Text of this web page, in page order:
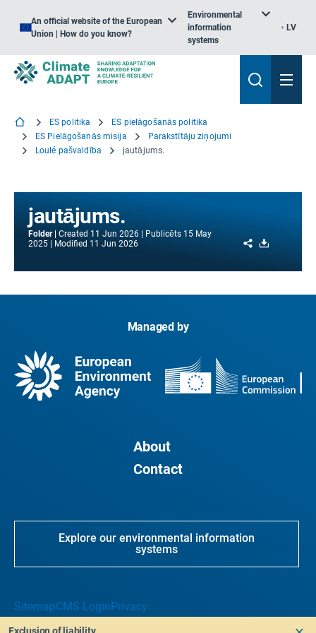
An official website of the European
Union | How do you know?
Environmental
information
systems
LV
ES politika
ES pielāgošanās politika
ES Pielāgošanās misija
Parakstītāju ziņojumi
Loulé pašvaldība
jautājums.
jautājums.
Folder Created 11 Jun 2026 Publicēts 15 May
2025
Modified 11 Jun 2026 Share
Managed by
About
Contact
Explore our environmental information
systems
SitemapCMS LoginPrivacy
Exclusion of liability